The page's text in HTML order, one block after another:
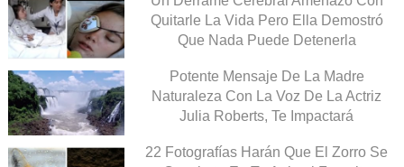
Quitarle La Vida Pero Ella Demostró
Que Nada Puede Detenerla
Potente Mensaje De La Madre
Naturaleza Con La Voz De La Actriz
Julia Roberts, Te Impactará
22 Fotografías Harán Que El Zorro Se